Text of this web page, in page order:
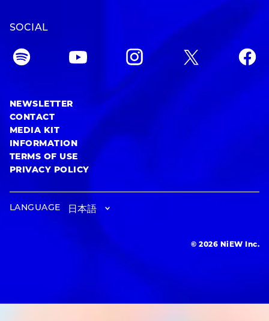
SOCIAL
NEWSLETTER
CONTACT
MEDIA KIT
INFORMATION
TERMS OF USE
PRIVACY POLICY
LANGUAGE
© 2026 NiEW Inc.